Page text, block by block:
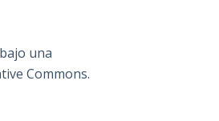
una
Commons.